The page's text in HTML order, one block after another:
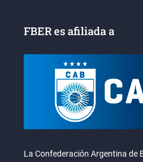
FBER es afiliada a
La Confederación Argentina de